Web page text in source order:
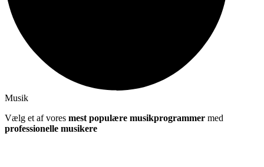
Musik
Vælg et af vores mest populære musikprogrammer med
professionelle musikere